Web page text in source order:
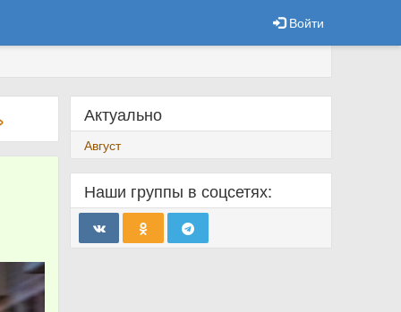
Войти
Актуально
Август
Наши группы в соцсетях: